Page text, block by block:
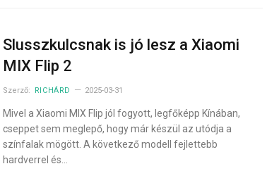
Slusszkulcsnak is jó lesz a Xiaomi
MIX Flip 2
Szerző: RICHÁRD 2025-03-31
Mivel a Xiaomi MIX Flip jól fogyott, legfőképp Kínában,
cseppet sem meglepő, hogy már készül az utódja a
színfalak mögött. A következő modell fejlettebb
hardverrel és…